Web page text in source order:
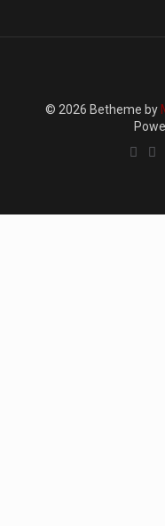
© 2026 Betheme by